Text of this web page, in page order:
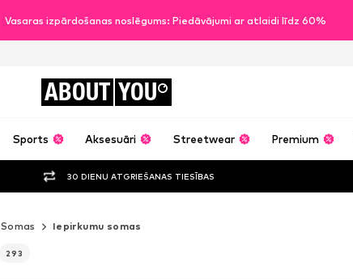
Vasaras izpārdošanas noslēgums: Piedāvājumi ar atlaidi līdz 60%
ABOUT YOU
Sports Aksesuāri Streetwear Premium
30 DIENU ATGRIEŠANAS TIESĪBAS
Somas Iepirkumu somas
293